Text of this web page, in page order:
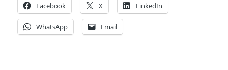
Facebook X LinkedIn
WhatsApp Email